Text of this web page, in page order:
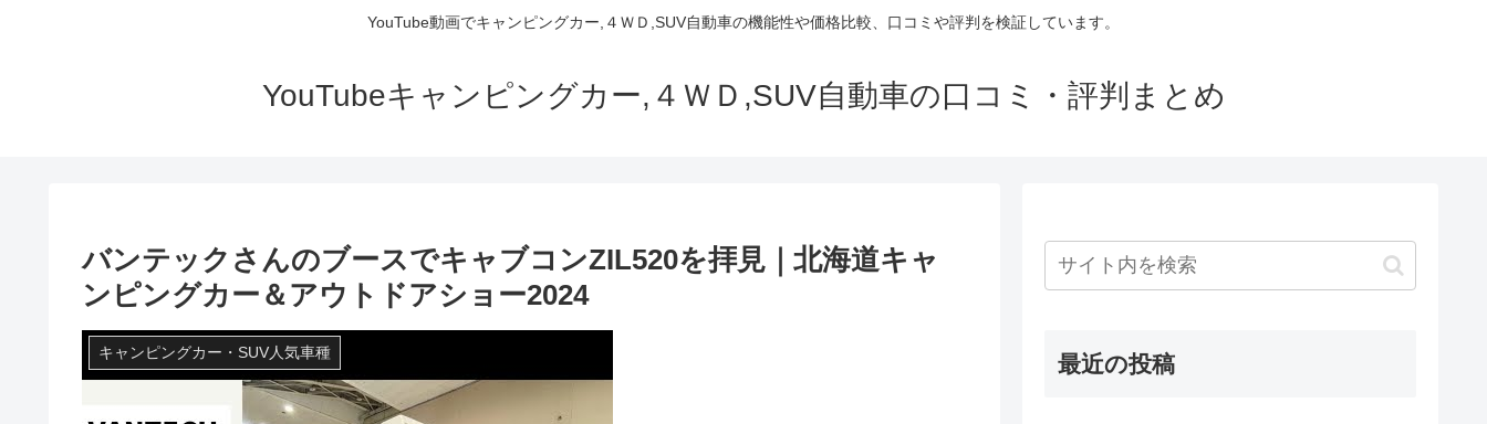
YouTube動画でキャンピングカー,４ＷＤ,SUV自動車の機能性や価格比較、口コミや評判を検証しています。
YouTubeキャンピングカー,４ＷＤ,SUV自動車の口コミ・評判まとめ
バンテックさんのブースでキャブコンZIL520を拝見｜北海道キャ
ンピングカー＆アウトドアショー2024
キャンピングカー・SUV人気車種 最近の投稿